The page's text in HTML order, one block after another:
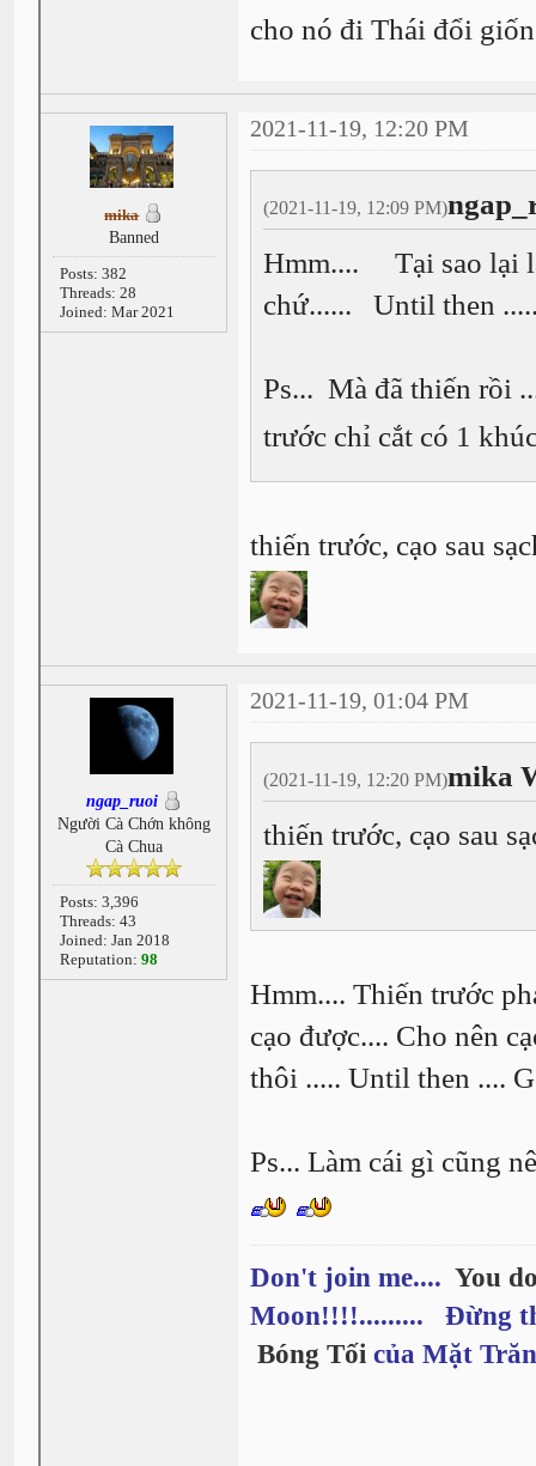
cho nó đi Thái đổi
mika
Banned
Posts: 382
Threads: 28
Joined: Mar 2021
2021-11-19, 12:20 PM
(2021-11-19, 12:09 PM)
Hmm.... Tại sao lại
chứ...... Until then
Ps... Mà đã thiến rồi
trước chỉ cắt có 1
thiến trước, cạo sau
ngap_ruoi
Người Cà Chớn không
Cà Chua
Posts: 3,396
Threads: 43
Joined: Jan 2018
Reputation: 98
2021-11-19, 01:04 PM
(2021-11-19, 12:20 PM)mika
thiến trước, cạo sau
Hmm.... Thiến trước
cạo được.... Cho nên
thôi ..... Until then ....
Ps... Làm cái gì cũng
Don't join me.... You
Moon!!!!......... Đừng
Bóng Tối của Mặt